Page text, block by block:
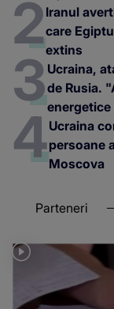
Iranul
care
extins
Ucraina,
de Rusia.
Ucraina
persoane
Moscova
Parteneri